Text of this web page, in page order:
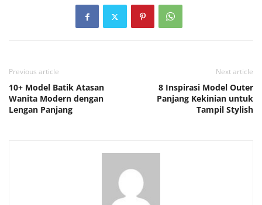
Previous article
10+ Model Batik Atasan
Wanita Modern dengan
Lengan Panjang
Next article
8 Inspirasi Model Outer
Panjang Kekinian untuk
Tampil Stylish